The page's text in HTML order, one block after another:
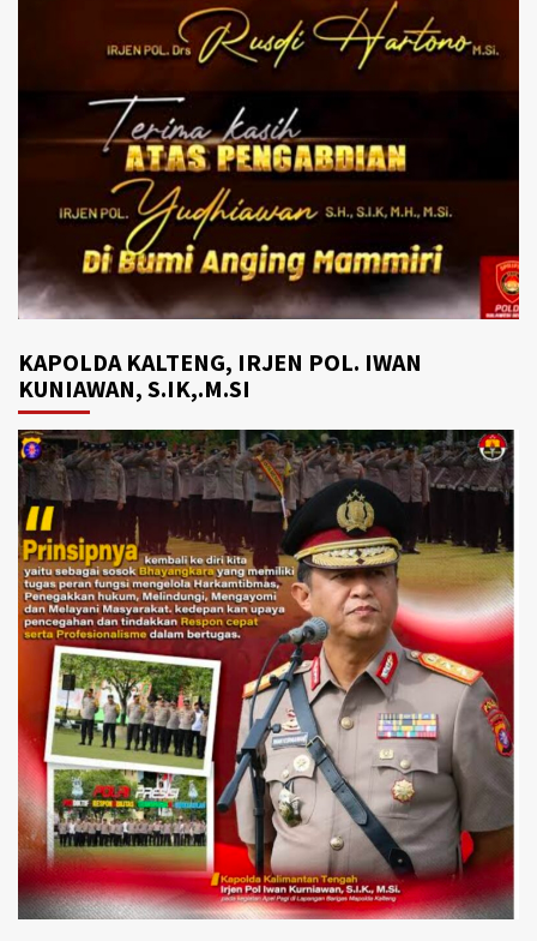
KAPOLDA KALTENG, IRJEN POL. IWAN
KUNIAWAN, S.IK,.M.SI